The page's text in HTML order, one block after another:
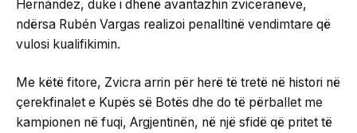
Hernández, duke i dhënë avantazhin zviceranëve,
ndërsa Rubén Vargas realizoi penalltinë vendimtare që
vulosi kualifikimin.
Me këtë fitore, Zvicra arrin për herë të tretë në histori në
çerekfinalet e Kupës së Botës dhe do të përballet me
kampionen në fuqi, Argjentinën, në një sfidë që pritet të